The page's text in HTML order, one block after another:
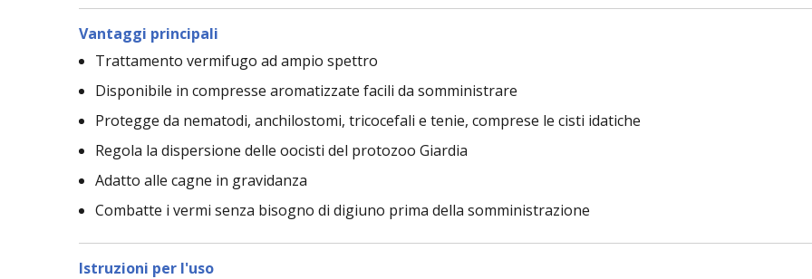
Vantaggi principali
Trattamento vermifugo ad ampio spettro
Disponibile in compresse aromatizzate facili da somministrare
Protegge da nematodi, anchilostomi, tricocefali e tenie, comprese le cisti idatiche
Regola la dispersione delle oocisti del protozoo Giardia
Adatto alle cagne in gravidanza
Combatte i vermi senza bisogno di digiuno prima della somministrazione
Istruzioni per l'uso